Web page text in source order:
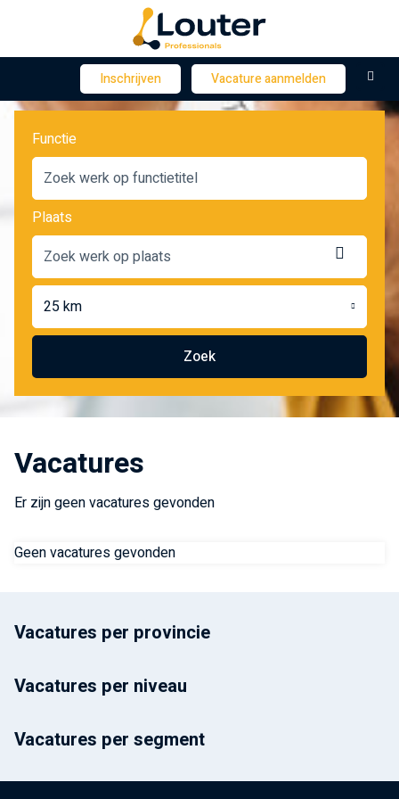
Inschrijven Vacature aanmelden
Functie
Plaats
ophalen
25 km
Zoek
Vacatures
Er zijn geen vacatures gevonden
Geen vacatures gevonden
Vacatures per provincie
Vacatures per niveau
Vacatures per segment